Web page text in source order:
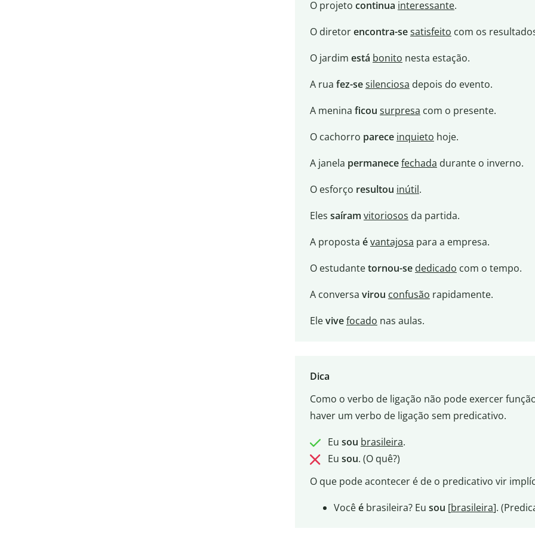
O projeto continua interessante.
O diretorencontra-sesatisfeito com os
O jardim está bonito nesta estação.
A rua fez-sesilenciosa depois do evento.
A menina ficou surpresa com o presente.
O cachorro parece inquieto hoje.
A janela permanecefechada durante o inverno.
O esforço resultou inútil.
Eles saíram vitoriosos da partida.
A proposta évantajosa para a empresa.
O estudantetornou-se dedicado com o tempo.
A conversa virou confusão rapidamente.
Elevivefocado nas aulas.
Dica
Como o verbo de ligação não pode exercer
haver um verbo de ligação sem predicativo.
Eu sou brasileira.
Eu sou. (O quê?)
O que pode acontecer é de o predicativo vir
Vocêébrasileira? Eu sou [brasileira].